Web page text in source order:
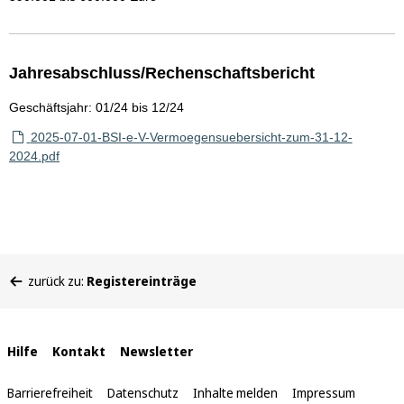
Jahresabschluss/Rechenschaftsbericht
Geschäftsjahr: 01/24 bis 12/24
2025-07-01-BSI-e-V-Vermoegensuebersicht-zum-31-12-
2024.pdf
befinden
zurück zu: Registereinträge
Interne
Links
Hilfe Kontakt Newsletter
Barrierefreiheit Datenschutz Inhalte melden Impressum